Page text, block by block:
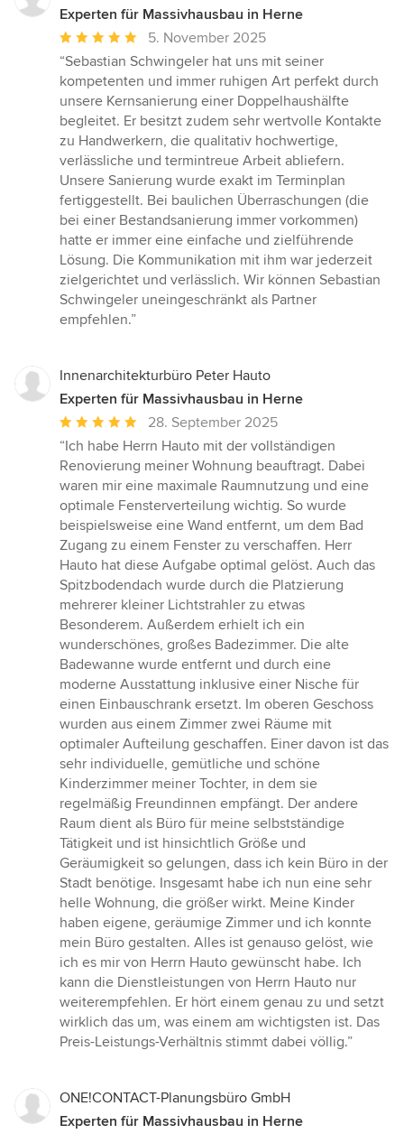
Experten für Massivhausbau in Herne
Durchschnittliche
Bewertung:
5
von
5
Sternen
5. November 2025
“Sebastian Schwingeler hat uns mit seiner
kompetenten und immer ruhigen Art perfekt durch
unsere Kernsanierung einer Doppelhaushälfte
begleitet. Er besitzt zudem sehr wertvolle Kontakte
zu Handwerkern, die qualitativ hochwertige,
verlässliche und termintreue Arbeit abliefern.
Unsere Sanierung wurde exakt im Terminplan
fertiggestellt. Bei baulichen Überraschungen (die
bei einer Bestandsanierung immer vorkommen)
hatte er immer eine einfache und zielführende
Lösung. Die Kommunikation mit ihm war jederzeit
zielgerichtet und verlässlich. Wir können Sebastian
Schwingeler uneingeschränkt als Partner
empfehlen.”
Innenarchitekturbüro Peter Hauto
Experten für Massivhausbau in Herne
Durchschnittliche
Bewertung:
5
von
5
Sternen
28. September 2025
“Ich habe Herrn Hauto mit der vollständigen
Renovierung meiner Wohnung beauftragt. Dabei
waren mir eine maximale Raumnutzung und eine
optimale Fensterverteilung wichtig. So wurde
beispielsweise eine Wand entfernt, um dem Bad
Zugang zu einem Fenster zu verschaffen. Herr
Hauto hat diese Aufgabe optimal gelöst. Auch das
Spitzbodendach wurde durch die Platzierung
mehrerer kleiner Lichtstrahler zu etwas
Besonderem. Außerdem erhielt ich ein
wunderschönes, großes Badezimmer. Die alte
Badewanne wurde entfernt und durch eine
moderne Ausstattung inklusive einer Nische für
einen Einbauschrank ersetzt. Im oberen Geschoss
wurden aus einem Zimmer zwei Räume mit
optimaler Aufteilung geschaffen. Einer davon ist das
sehr individuelle, gemütliche und schöne
Kinderzimmer meiner Tochter, in dem sie
regelmäßig Freundinnen empfängt. Der andere
Raum dient als Büro für meine selbstständige
Tätigkeit und ist hinsichtlich Größe und
Geräumigkeit so gelungen, dass ich kein Büro in der
Stadt benötige. Insgesamt habe ich nun eine sehr
helle Wohnung, die größer wirkt. Meine Kinder
haben eigene, geräumige Zimmer und ich konnte
mein Büro gestalten. Alles ist genauso gelöst, wie
ich es mir von Herrn Hauto gewünscht habe. Ich
kann die Dienstleistungen von Herrn Hauto nur
weiterempfehlen. Er hört einem genau zu und setzt
wirklich das um, was einem am wichtigsten ist. Das
Preis-Leistungs-Verhältnis stimmt dabei völlig.”
ONE!CONTACT-Planungsbüro GmbH
Experten für Massivhausbau in Herne